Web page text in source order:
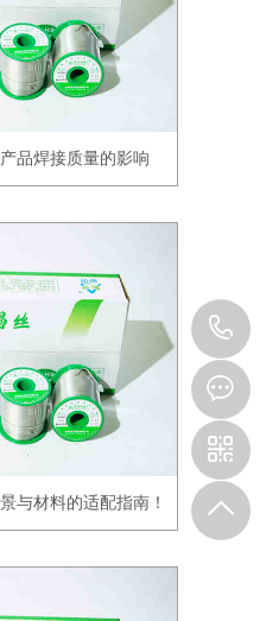
品焊接质量的影响
与材料的适配指南！